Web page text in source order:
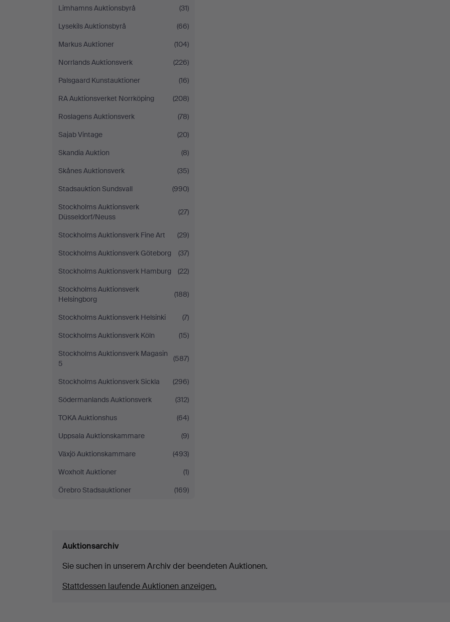
Limhamns Auktionsbyrå
(31)
Lysekils Auktionsbyrå
(66)
Markus Auktioner
(104)
Norrlands Auktionsverk
(226)
Palsgaard Kunstauktioner
(16)
RA Auktionsverket Norrköping
(208)
Roslagens Auktionsverk
(78)
Sajab Vintage
(20)
Skandia Auktion
(8)
Skånes Auktionsverk
(35)
Stadsauktion Sundsvall
(990)
Stockholms Auktionsverk
Düsseldorf/Neuss
(27)
Stockholms Auktionsverk Fine Art
(29)
Stockholms Auktionsverk Göteborg
(37)
Stockholms Auktionsverk Hamburg
(22)
Stockholms Auktionsverk
Helsingborg
(188)
Stockholms Auktionsverk Helsinki
(7)
Stockholms Auktionsverk Köln
(15)
Stockholms Auktionsverk Magasin
5
(587)
Stockholms Auktionsverk Sickla
(296)
Södermanlands Auktionsverk
(312)
TOKA Auktionshus
(64)
Uppsala Auktionskammare
(9)
Växjö Auktionskammare
(493)
Woxholt Auktioner
(1)
Örebro Stadsauktioner
(169)
Auktionsarchiv
Sie suchen in unserem Archiv der beendeten Auktionen.
Stattdessen laufende Auktionen anzeigen.